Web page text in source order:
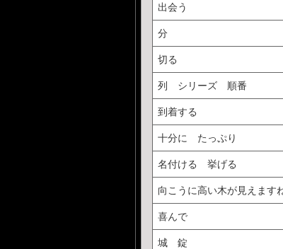
出会う
分
切る
列 シリーズ 順番
到着する
十分に たっぷり
名付ける 挙げる
向こうに高い木が見えます
喜んで
城 錠